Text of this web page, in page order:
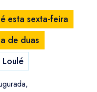
esta sexta-feira
de duas
Loulé